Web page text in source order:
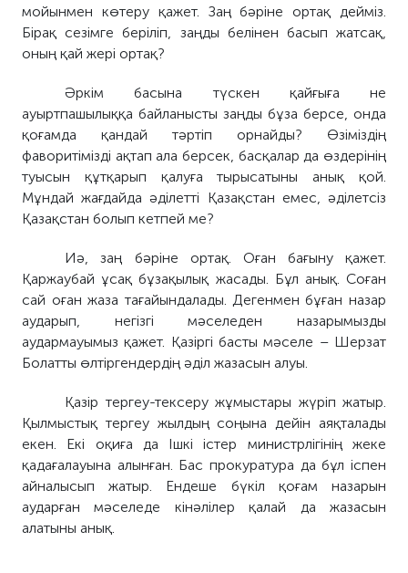
мойынмен көтеру қажет. Заң бәріне ортақ дейміз.
Бірақ сезімге беріліп, заңды белінен басып жатсақ,
оның қай жері ортақ?
Әркім басына түскен қайғыға не
ауыртпашылыққа байланысты заңды бұза берсе, онда
қоғамда қандай тәртіп орнайды? Өзіміздің
фаворитімізді ақтап ала берсек, басқалар да өздерінің
туысын құтқарып қалуға тырысатыны анық қой.
Мұндай жағдайда әділетті Қазақстан емес, әділетсіз
Қазақстан болып кетпей ме?
Иә, заң бәріне ортақ. Оған бағыну қажет.
Қаржаубай ұсақ бұзақылық жасады. Бұл анық. Соған
сай оған жаза тағайындалады. Дегенмен бұған назар
аударып, негізгі мәселеден назарымызды
аудармауымыз қажет. Қазіргі басты мәселе – Шерзат
Болатты өлтіргендердің әділ жазасын алуы.
Қазір тергеу-тексеру жұмыстары жүріп жатыр.
Қылмыстық тергеу жылдың соңына дейін аяқталады
екен. Екі оқиға да Ішкі істер министрлігінің жеке
қадағалауына алынған. Бас прокуратура да бұл іспен
айналысып жатыр. Ендеше бүкіл қоғам назарын
аударған мәселеде кінәлілер қалай да жазасын
алатыны анық.